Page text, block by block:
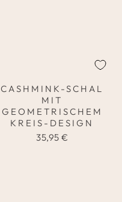
CASHMINK-SCHAL
MIT
GEOMETRISCHEM
KREIS-DESIGN
35,95 €